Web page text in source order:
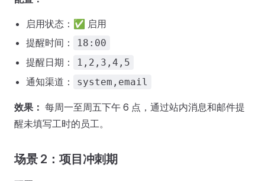
启用状态：✅ 启用
提醒时间：
18:00
提醒日期： 1,2,3,4,5
通知渠道： system,email
效果： 每周一至周五下午 6 点，通过站内消息和邮件提
醒未填写工时的员工。
场景 2：项目冲刺期